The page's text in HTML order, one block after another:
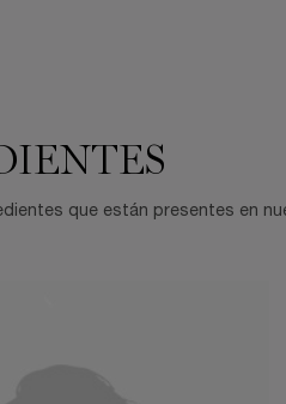
que están presentes en